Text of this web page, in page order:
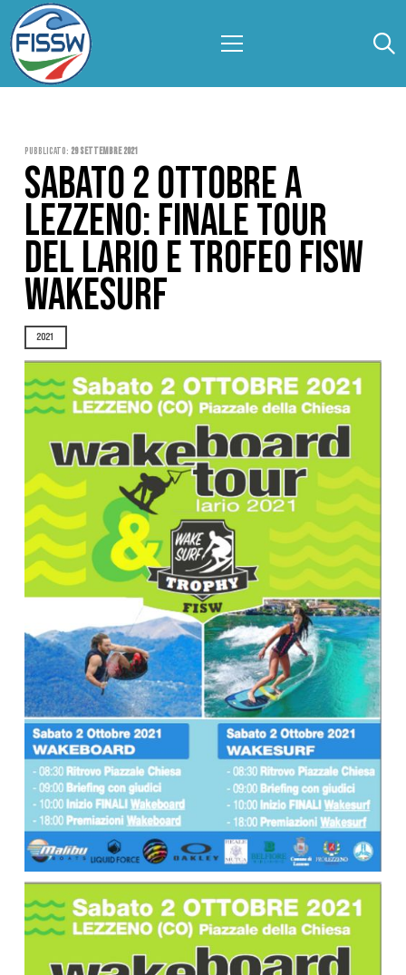
Pubblicato: 29 Settembre 2021
SABATO 2 OTTOBRE A
LEZZENO: FINALE TOUR
DEL LARIO E TROFEO FISW
WAKESURF
2021